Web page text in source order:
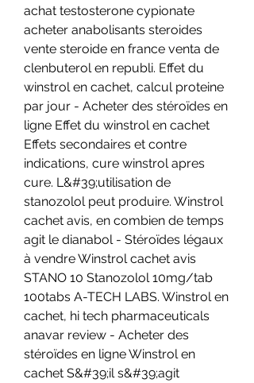
achat testosterone cypionate
acheter anabolisants steroides
vente steroide en france venta de
clenbuterol en republi. Effet du
winstrol en cachet, calcul proteine
par jour - Acheter des stéroïdes en
ligne Effet du winstrol en cachet
Effets secondaires et contre
indications, cure winstrol apres
cure. L&#39;utilisation de
stanozolol peut produire. Winstrol
cachet avis, en combien de temps
agit le dianabol - Stéroïdes légaux
à vendre Winstrol cachet avis
STANO 10 Stanozolol 10mg/tab
100tabs A-TECH LABS. Winstrol en
cachet, hi tech pharmaceuticals
anavar review - Acheter des
stéroïdes en ligne Winstrol en
cachet S&#39;il s&#39;agit